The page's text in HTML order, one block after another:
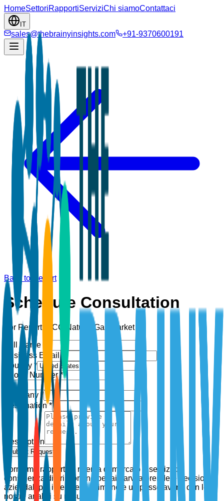
HomeSettoriRapportiServiziChi siamoContattaci
IT
sales@thebrainyinsights.com +91-9370600191
Back to Report
Schedule Consultation
For Report: GCC Natural Gas Market
Full Name *
Business Email *
Country *
Phone Number *
Company *
Designation *
Description
Submit Request
Forniamo rapporti di ricerca di mercato e servizi di
consulenza di prim'ordine per aiutarvi a prendere decisioni
aziendali più intelligenti. Rimanete un passo avanti con le
nostre analisi su misura.